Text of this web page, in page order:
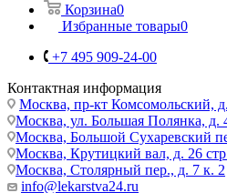
Корзина0
Избранные товары0
+7 495 909-24-00
Контактная информация
Москва, пр-кт Комсомольский,
Москва, ул. Большая Полянка, д.
Москва, Большой Сухаревский
Москва, Крутицкий вал, д. 26
Москва, Столярный пер., д. 7 к. 2
info@lekarstva24.ru